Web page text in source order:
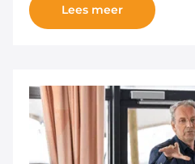
Lees meer